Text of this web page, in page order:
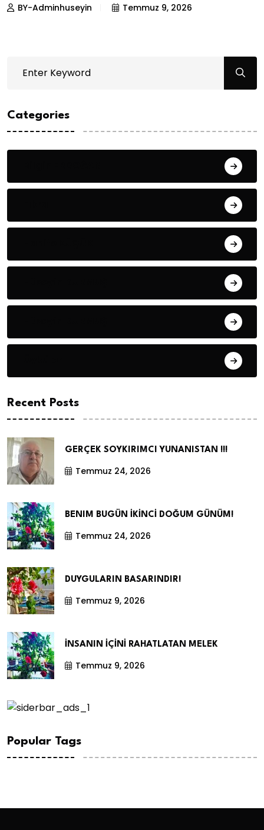
BY-Adminhuseyin Temmuz 9, 2026
Categories
Recent Posts
GERÇEK SOYKIRIMCI YUNANISTAN !!!
Temmuz 24, 2026
BENIM BUGÜN İKİNCİ DOĞUM GÜNÜM!
Temmuz 24, 2026
DUYGULARIN BASARINDIR!
Temmuz 9, 2026
İNSANIN İÇİNİ RAHATLATAN MELEK
Temmuz 9, 2026
Popular Tags